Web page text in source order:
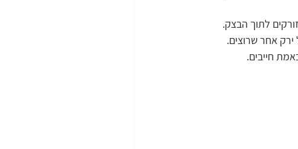
לתוך הבצק.
אחר שרוצים.
חייבים.